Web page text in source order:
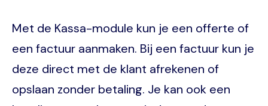
Met de Kassa-module kun je een offerte of
een factuur aanmaken. Bij een factuur kun je
deze direct met de klant afrekenen of
opslaan zonder betaling. Je kan ook een